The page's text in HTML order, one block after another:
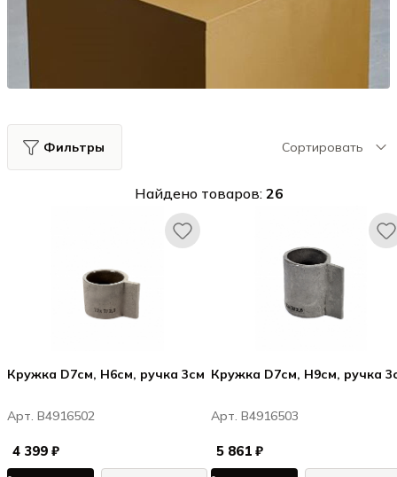
Фильтры Сортировать
Найдено товаров: 26
Кружка D7см, H6см, ручка 3см
Арт. B4916502
4 399 ₽
Кружка D7см, H9см, ручка
Арт. B4916503
5 861 ₽